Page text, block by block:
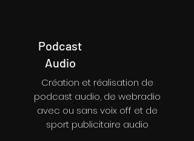
Podcast
Audio
Création et réalisation de
podcast audio, de webradio
avec ou sans voix off et de
sport publicitaire audio